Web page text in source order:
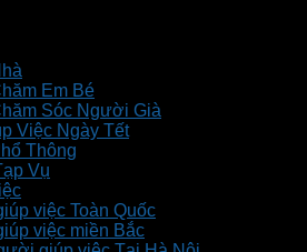
Em Bé
Sóc Người Già
Việc Ngày Tết
Thông
Vụ
việc Toàn Quốc
việc miền Bắc